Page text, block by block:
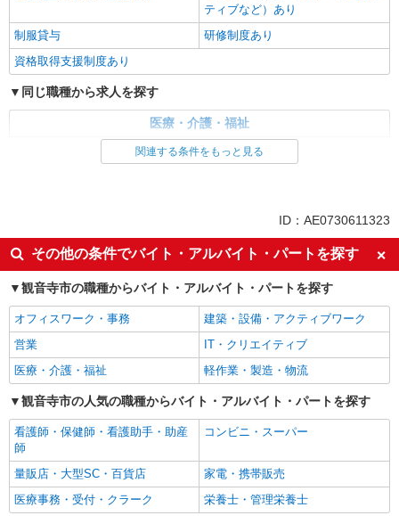
ティブなど）あり
制服貸与
研修制度あり
資格取得支援制度あり
同じ職種から求人を探す
医療・介護・福祉
ボーナス・賞与あり
車通勤OK
交通費支給
社会保険あり
産休・育休取得実績あり
関連する条件をもっと見る
ID：AE0730611323
その他の条件でバイト・アルバイト・パートを探す
観音寺市の職種からバイト・アルバイト・パートを探す
オフィスワーク・事務
建築・設備・アクティブワーク
営業
IT・クリエイティブ
医療・介護・福祉
軽作業・製造・物流
観音寺市の人気の職種からバイト・アルバイト・パートを探す
看護師・保健師・看護助手・助産
師
コンビニ・スーパー
量販店・大型SC・百貨店
家電・携帯販売
医療事務・受付・クラーク
栄養士・管理栄養士